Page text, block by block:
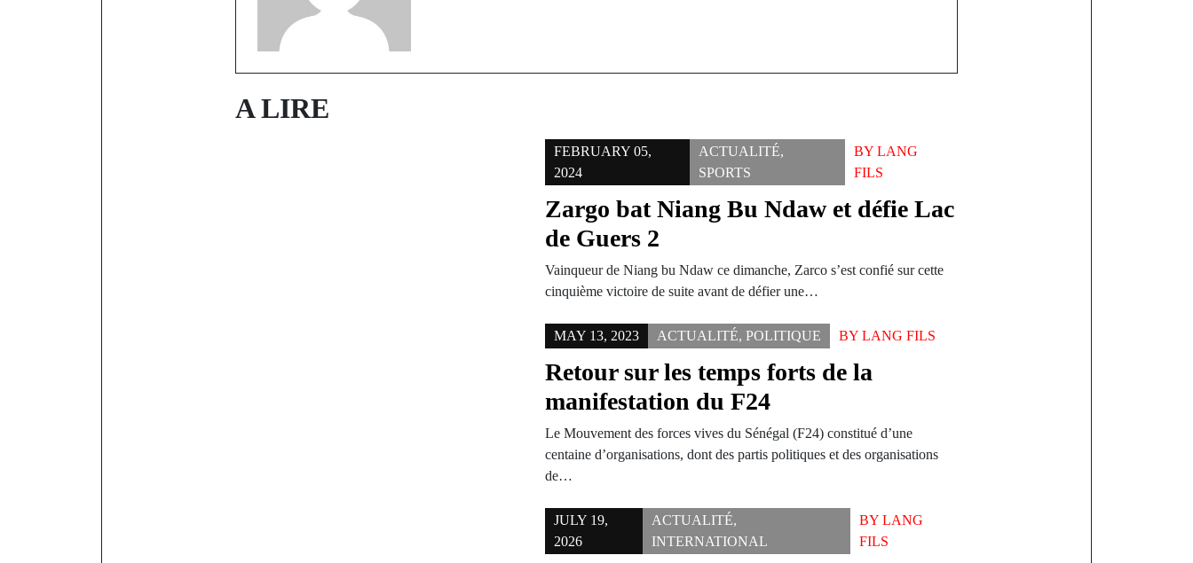
A LIRE
FEBRUARY 05,
2024
ACTUALITÉ,
SPORTS
BYLANG
FILS
Zargo bat Niang Bu Ndaw et défie Lac
de Guers 2
Vainqueur de Niang bu Ndaw ce dimanche, Zarco s’est confié sur cette
cinquième victoire de suite avant de défier une…
MAY 13, 2023 ACTUALITÉ,POLITIQUE BYLANG FILS
Retour sur les temps forts de la
manifestation du F24
Le Mouvement des forces vives du Sénégal (F24) constitué d’une
centaine d’organisations, dont des partis politiques et des organisations
de…
JULY 19,
2026
ACTUALITÉ,
INTERNATIONAL
BYLANG
FILS